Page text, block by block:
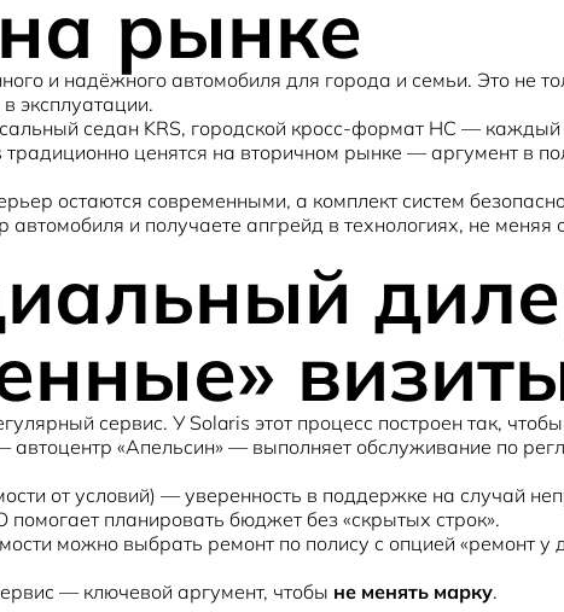
рынке
и надёжного автомобиля для города и семьи. Это не
эксплуатации.
седан KRS, городской кросс-формат HC — каждый
традиционно ценятся на вторичном рынке — аргумент в
остаются современными, а комплект систем
и получаете апгрейд в технологиях, не меняя
сервис. У Solaris этот процесс построен так,
автоцентр «Апельсин» — выполняет обслуживание по
от условий) — уверенность в поддержке на случай
помогает планировать бюджет без «скрытых строк».
можно выбрать ремонт по полису с опцией «ремонт
— ключевой аргумент, чтобы не менять марку.